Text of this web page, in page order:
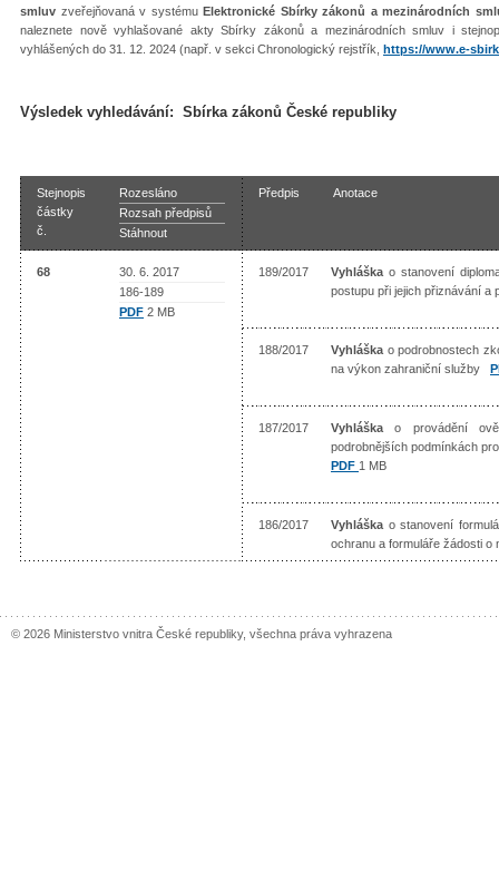
smluv zveřejňovaná v systémuElektronické Sbírky zákonů a mezinárodních
naleznete nově vyhlašované akty Sbírky zákonů a mezinárodních smluv i
vyhlášených do 31. 12. 2024 (např. v sekci Chronologický rejstřík, https://www.e-
Výsledek vyhledávání: Sbírka zákonů České republiky
Stejnopis
částky
č.
Rozesláno
Rozsah předpisů
Stáhnout
Předpis Anotace
68
30. 6. 2017
186-189
PDF 2 MB
189/2017 Vyhláška o stanovení
postupu při jejich přiznávání
188/2017 Vyhláška o podrobnostech
na výkon zahraniční služby
187/2017 Vyhláška o provádění
podrobnějších podmínkách
PDF 1 MB
186/2017 Vyhláška o stanovení
ochranu a formuláře žádosti
© 2026 Ministerstvo vnitra České republiky, všechna práva vyhrazena